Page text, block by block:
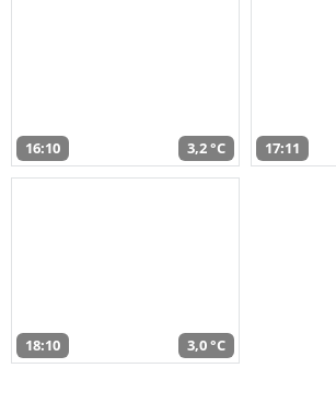
16:10 3,2 °C 17:11
18:10 3,0 °C